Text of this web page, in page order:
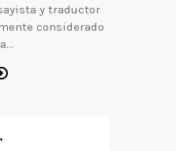
y traductor
considerado